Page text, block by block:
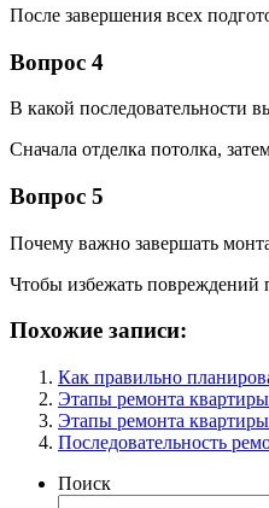
После завершения всех
Вопрос 4
В какой последовательности
Сначала отделка потолка,
Вопрос 5
Почему важно завершать
Чтобы избежать повреждений
Похожие записи:
Как правильно
Этапы ремонта
Этапы ремонта
Последовательность
Поиск